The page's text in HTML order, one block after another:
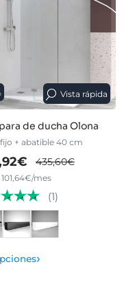
Vista rápida
de ducha Olona
+ abatible 40 cm
435,60€
mes
(1)
›